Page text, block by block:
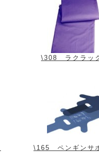
\308 ラクラッ
\165 ペンギンサ